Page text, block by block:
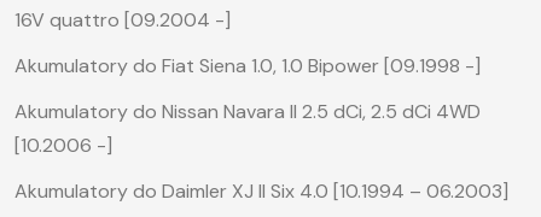
16V quattro [09.2004 -]
Akumulatory do Fiat Siena 1.0, 1.0 Bipower [09.1998 -]
Akumulatory do Nissan Navara II 2.5 dCi, 2.5 dCi 4WD
[10.2006 -]
Akumulatory do Daimler XJ II Six 4.0 [10.1994 – 06.2003]